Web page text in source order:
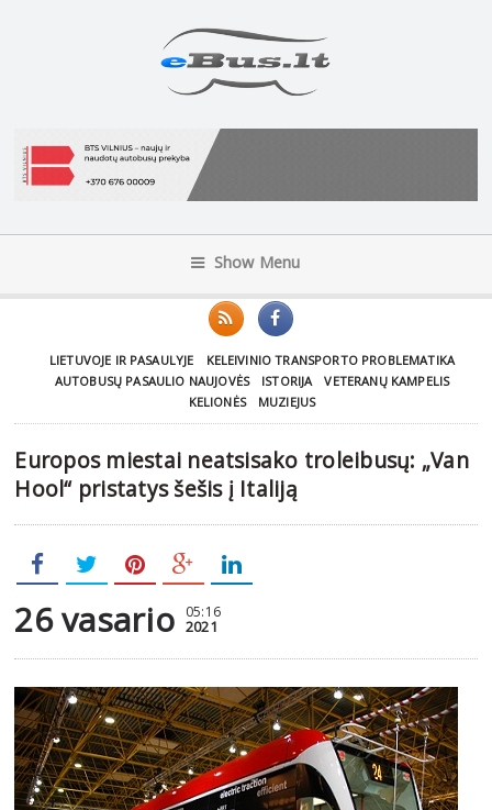
Show Menu
LIETUVOJE IR PASAULYJE
KELEIVINIO TRANSPORTO PROBLEMATIKA
AUTOBUSŲ PASAULIO NAUJOVĖS
ISTORIJA
VETERANŲ KAMPELIS
KELIONĖS
MUZIEJUS
Europos miestai neatsisako troleibusų: „Van
Hool“ pristatys šešis į Italiją
26 vasario 05:16
2021